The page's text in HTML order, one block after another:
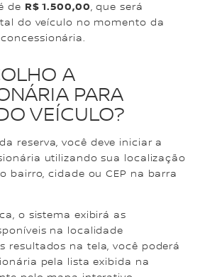
de R$ 1.500,00, que será
do veículo no momento da
A
PARA
VEÍCULO?
reserva, você deve iniciar a
utilizando sua localização
bairro, cidade ou CEP na barra
o sistema exibirá as
na localidade
resultados na tela, você poderá
pela lista exibida na